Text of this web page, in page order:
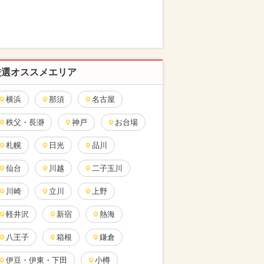
オススメエリア
横浜 那須 名古屋
秩父・長瀞 神戸 お台場
札幌 日光 品川
仙台 川越 二子玉川
川崎 立川 上野
軽井沢 新宿 熱海
八王子 箱根 鎌倉
伊豆・伊東・下田 小樽